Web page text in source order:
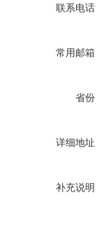
联系电话
常用邮箱
省份
详细地址
补充说明